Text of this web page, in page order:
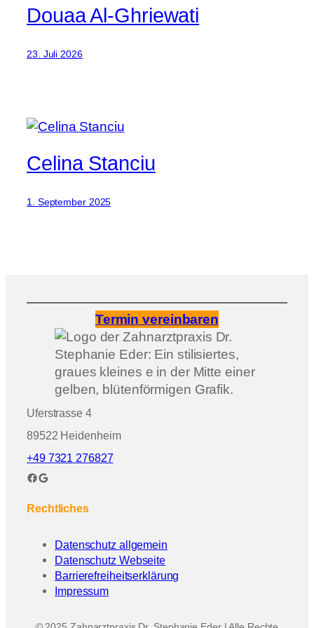
Douaa Al-Ghriewati
23. Juli 2026
Celina Stanciu
1. September 2025
Termin vereinbaren
Uferstrasse 4
89522 Heidenheim
+49 7321 276827
Facebook
Google
Rechtliches
Datenschutz allgemein
Datenschutz Webseite
Barrierefreiheitserklärung
Impressum